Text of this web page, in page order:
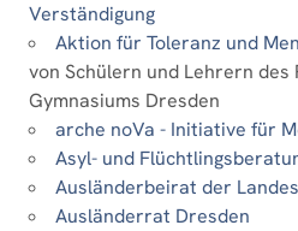
Verständigung
Aktion für Toleranz und
von Schülern und Lehrern des
Gymnasiums Dresden
arche noVa - Initiative für
Asyl- und
Ausländerbeirat der
Ausländerrat Dresden